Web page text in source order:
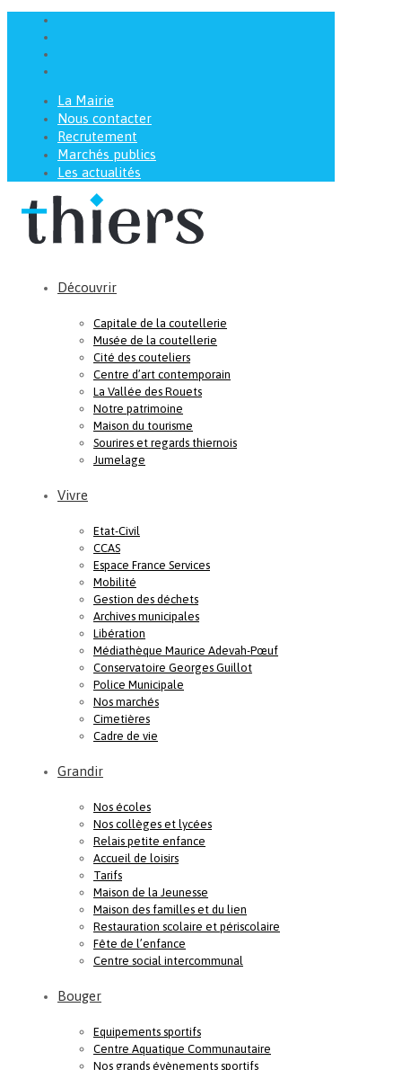
La Mairie
Nous contacter
Recrutement
Marchés publics
Les actualités
Découvrir
Capitale de la coutellerie
Musée de la coutellerie
Cité des couteliers
Centre d’art contemporain
La Vallée des Rouets
Notre patrimoine
Maison du tourisme
Sourires et regards thiernois
Jumelage
Vivre
Etat-Civil
CCAS
Espace France Services
Mobilité
Gestion des déchets
Archives municipales
Libération
Médiathèque Maurice Adevah-Pœuf
Conservatoire Georges Guillot
Police Municipale
Nos marchés
Cimetières
Cadre de vie
Grandir
Nos écoles
Nos collèges et lycées
Relais petite enfance
Accueil de loisirs
Tarifs
Maison de la Jeunesse
Maison des familles et du lien
Restauration scolaire et périscolaire
Fête de l’enfance
Centre social intercommunal
Bouger
Equipements sportifs
Centre Aquatique Communautaire
Nos grands évènements sportifs